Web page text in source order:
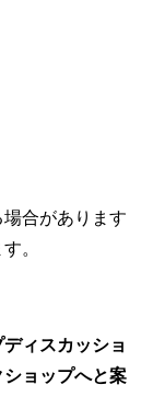
合があります
。
ィスカッショ
ョップへと案